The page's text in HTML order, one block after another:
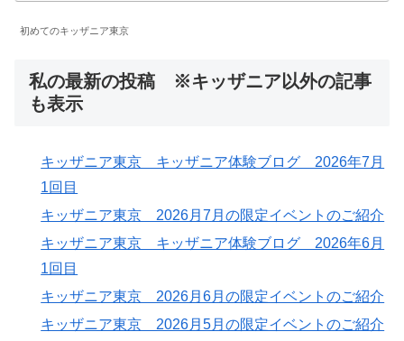
初めてのキッザニア東京
私の最新の投稿 ※キッザニア以外の記事
も表示
キッザニア東京 キッザニア体験ブログ 2026年7月
1回目
キッザニア東京 2026月7月の限定イベントのご紹介
キッザニア東京 キッザニア体験ブログ 2026年6月
1回目
キッザニア東京 2026月6月の限定イベントのご紹介
キッザニア東京 2026月5月の限定イベントのご紹介